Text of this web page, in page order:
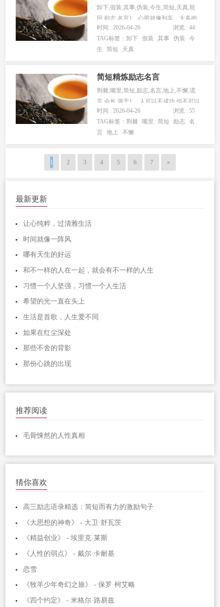
卸下,假装,其事,伪装,今生,简短,天真,轮
回,励志,名言1、心脏就像列车，太多的
人进进出出。2、我...
时间 : 2026-04-26
浏览 : 44
TAG标签：卸下 假装 其事 伪装
今
生
简短 天真
简短精炼励志名言
荆棘,嘴里,简短,励志,名言,地上,不懈,谎
言,会长,源于1、 人可以不成功,但不可以
不成长。 2、...
时间 : 2026-04-26
浏览 : 55
TAG标签：荆棘 嘴里 简短 励志 名
言 地上 不懈
1 2 3 4 5 6 7 »
最新更新
让心纯粹，过清雅生活
时间就像一阵风
哪有天生的好运
和不一样的人在一起，就会有不一样的人生
习惯一个人坚强，习惯一个人生活
希望的光一直在头上
生活是首歌，人生爱不同
如果在红尘深处
那些不舍的背影
那份心跳的出现
推荐阅读
毛骨悚然的人性真相
猜你喜欢
高三励志语录精选：简短而有力的激励句子
《大思想的神奇》 - 大卫·舒瓦茨
《精益创业》 - 埃里克·莱斯
《人性的弱点》 - 戴尔·卡耐基
恋雪
《牧羊少年奇幻之旅》 - 保罗·柯艾略
《四个约定》 - 米格尔·路易兹